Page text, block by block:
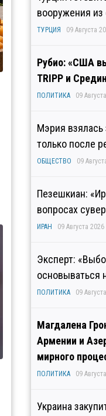
вооружения из
ТУРЦИЯ 09 Августа
Рубио: «США
TRIPP и
ПОЛИТИКА 09
Мэрия взялась
только после
ОБЩЕСТВО 09
Пезешкиан:
вопросах
ИРАН 09 Августа 2026
Эксперт:
основываться
ПОЛИТИКА 09
Магдалена
Армении и
мирного
ПОЛИТИКА 09
Украина